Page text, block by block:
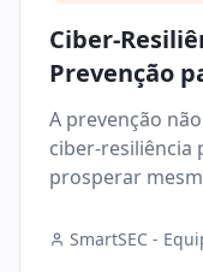
Ciber-
Prevenção
Incidente
A prevenção
ciber-resiliência
prosperar
SmartSEC -